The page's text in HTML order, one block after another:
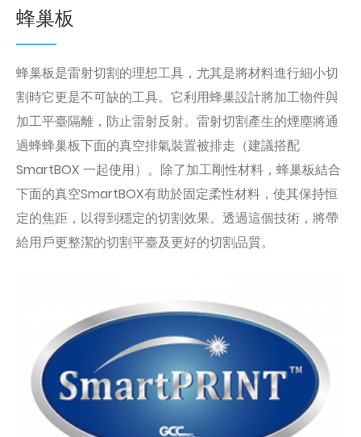
蜂巢板
蜂巢板是雷射切割的理想工具，尤其是將材料進行細小切
割時它更是不可缺的工具。它利用蜂巢設計將加工物件與
加工平臺隔離，防止雷射反射。雷射切割產生的煙塵將通
過蜂蜂巢板下面的真空排氣裝置被排走（建議搭配
SmartBOX 一起使用）。除了加工剛性材料，蜂巢板結合
下面的真空SmartBOX有助於固定柔性材料，使其保持恒
定的焦距，以得到穩定的切割效果。透過這個技術，將帶
給用戶更整潔的切割平臺及更好的切割品質。